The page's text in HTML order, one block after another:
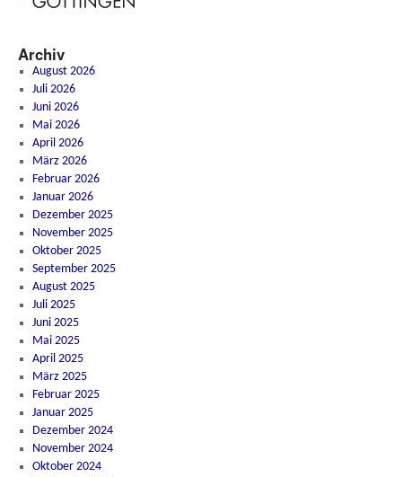
Archiv
August 2026
Juli 2026
Juni 2026
Mai 2026
April 2026
März 2026
Februar 2026
Januar 2026
Dezember 2025
November 2025
Oktober 2025
September 2025
August 2025
Juli 2025
Juni 2025
Mai 2025
April 2025
März 2025
Februar 2025
Januar 2025
Dezember 2024
November 2024
Oktober 2024